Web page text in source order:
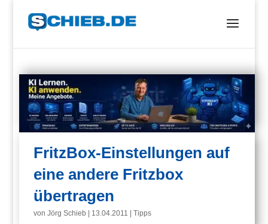
FritzBox-Einstellungen auf
eine andere Fritzbox
übertragen
vonJörg Schieb 13.04.2011 |Tipps